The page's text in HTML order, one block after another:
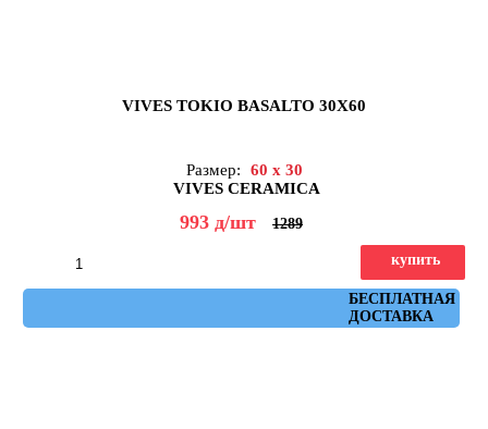
VIVES TOKIO BASALTO 30X60
Размер:
60 x 30
VIVES CERAMICA
993 д/шт 1289
БЕСПЛАТНАЯ
ДОСТАВКА
купить